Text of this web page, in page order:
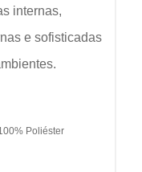
internas,
e sofisticadas
Poliéster